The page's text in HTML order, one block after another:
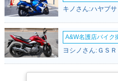
A&W名護店バイク
ヨシノさん:ＧＳ